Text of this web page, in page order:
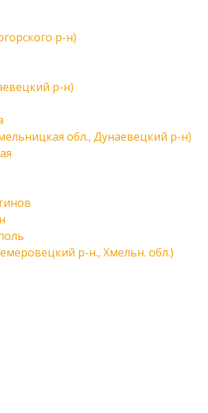
р-н)
р-н)
обл., Дунаевецкий р-н)
р-н., Хмельн. обл.)